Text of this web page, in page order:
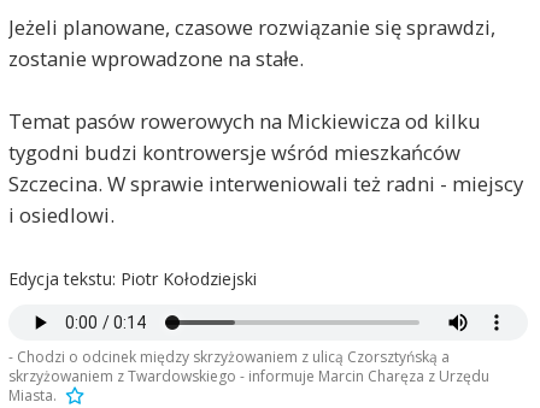
Jeżeli planowane, czasowe rozwiązanie się sprawdzi,
zostanie wprowadzone na stałe.
Temat pasów rowerowych na Mickiewicza od kilku
tygodni budzi kontrowersje wśród mieszkańców
Szczecina. W sprawie interweniowali też radni - miejscy
i osiedlowi.
Edycja tekstu: Piotr Kołodziejski
- Chodzi o odcinek między skrzyżowaniem z ulicą Czorsztyńską a
skrzyżowaniem z Twardowskiego - informuje Marcin Charęza z Urzędu
Miasta.